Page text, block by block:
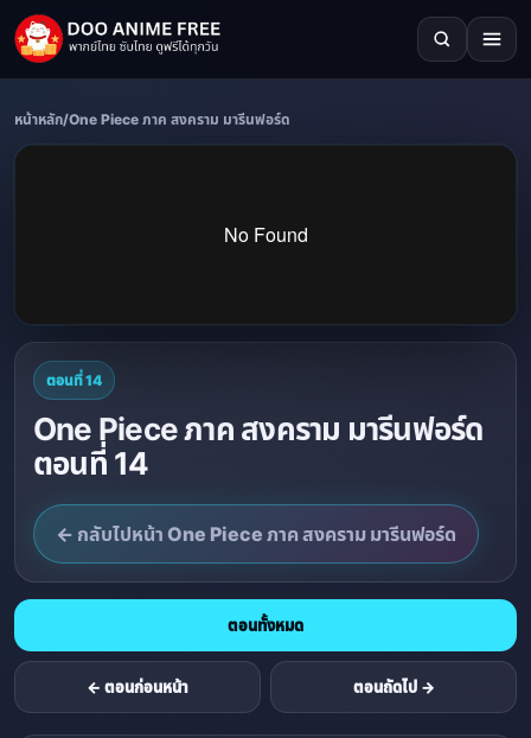
หน้าหลัก/One Piece ภาค สงคราม มารีนฟอร์ด
ตอนที่ 14
One Piece ภาค สงคราม มารีนฟอร์ด
ตอนที่ 14
← กลับไปหน้า One Piece ภาค สงคราม มารีนฟอร์ด
← ตอนก่อนหน้า
ตอนทั้งหมด
ตอนถัดไป →